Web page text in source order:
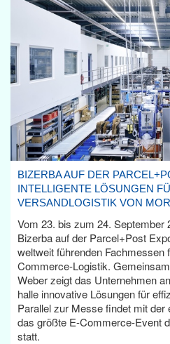
BIZERBA AUF DER
INTELLIGENTE LÖSUNGEN
VERSANDLOGISTIK VON
Vom 23. bis zum 24. September
Bizerba auf der Parcel+Post
weltweit führenden Fachmessen
Commerce-Logistik.
Weber zeigt das Unternehmen
halle innovative Lösungen für
Parallel zur Messe findet mit
das größte E-Commerce-Event
statt.